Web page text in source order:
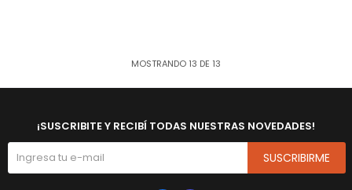
MOSTRANDO 13 DE 13
¡SUSCRIBITE Y RECIBÍ TODAS NUESTRAS NOVEDADES!
SUSCRIBIRME